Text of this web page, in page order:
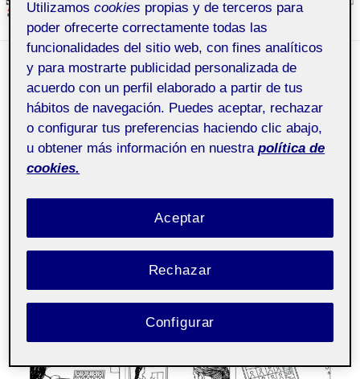
PUBLICADO
EL
6 FEBRERO, 2023 POR MARÍA HERNÁNDEZ LÓPEZ
PEC 5. VIDEOCOMUNICACIÓN
Diseño de Int.
Procesos Métodos y
Pública
Hola! Aquí os dejo mi storyboard y mi bocetado de la
Utilizamoscookies propias y de terceros para
poder ofrecerte correctamente todas las
funcionalidades del sitio web, con fines analíticos
y para mostrarte publicidad personalizada de
acuerdo con un perfil elaborado a partir de tus
hábitos de navegación. Puedes aceptar, rechazar
o configurar tus preferencias haciendo clic abajo,
u obtener más información en nuestra política de
cookies.
Rechazar
Aceptar
Configurar